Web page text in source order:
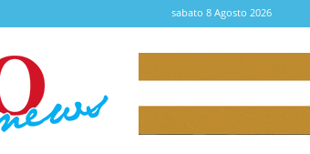
sabato 8 Agosto 2026